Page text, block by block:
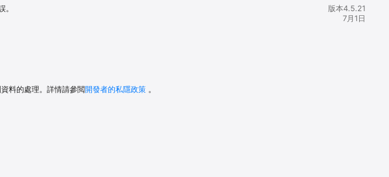
廣告」計畫，絕不妥協。
版本4.5.21
7月1日
料的處理。詳情請參閲開發者的私隱政策 。